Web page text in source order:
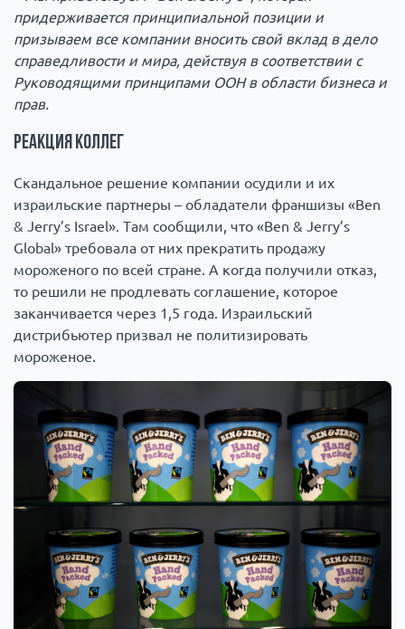
придерживается принципиальной позиции и
призываем все компании вносить свой вклад в дело
справедливости и мира, действуя в соответствии с
Руководящими принципами ООН в области бизнеса и
прав.
Реакция коллег
Скандальное решение компании осудили и их
израильские партнеры – обладатели франшизы «Ben
& Jerry’s Israel». Там сообщили, что «Ben & Jerry’s
Global» требовала от них прекратить продажу
мороженого по всей стране. А когда получили отказ,
то решили не продлевать соглашение, которое
заканчивается через 1,5 года. Израильский
дистрибьютер призвал не политизировать
мороженое.